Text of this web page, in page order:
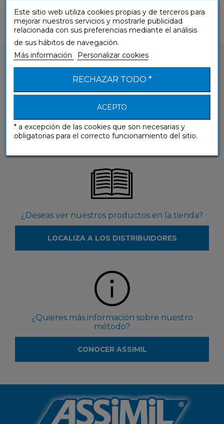
¿Tienes alguna pregunta sobre nuestros
CONTÁCTANOS
¿Deseas ver nuestros productos en la tienda?
LOCALIZA A LOS DISTRIBUIDORES
¿Quieres más información sobre nuestro
método?
CONOCER ASSIMIL
Este sitio web utiliza cookies propias y de terceros para
mejorar nuestros servicios y mostrarle publicidad
relacionada con sus preferencias mediante el análisis
de sus hábitos de navegación.
Más información
Personalizar cookies
RECHAZAR TODO *
ACEPTO
* a excepción de las cookies que son necesarias y
obligatorias para el correcto funcionamiento del sitio.